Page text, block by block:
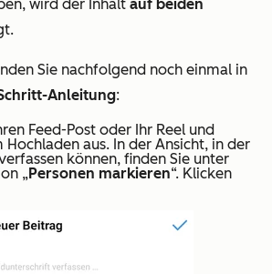
wird der Inhalt auf beiden
Sie nachfolgend noch einmal in
Anleitung:
Feed-Post oder Ihr Reel und
Hochladen aus. In der Ansicht, in der
können, finden Sie unter
„Personen markieren“. Klicken